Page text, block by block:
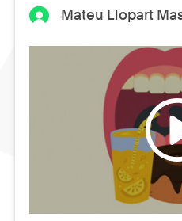
Mateu Llopart